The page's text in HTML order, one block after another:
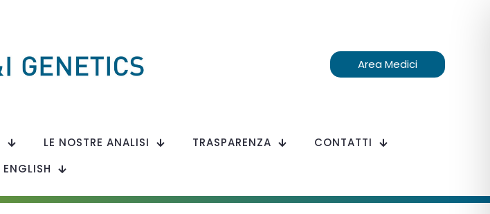
Area Medici
LE NOSTRE ANALISI TRASPARENZA
CONTATTI
ENGLISH